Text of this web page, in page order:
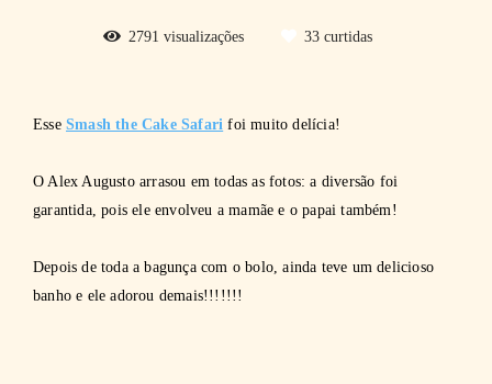
2791 visualizações 33 curtidas
Esse Smash the Cake Safari foi muito delícia!
O Alex Augusto arrasou em todas as fotos: a diversão foi
garantida, pois ele envolveu a mamãe e o papai também!
Depois de toda a bagunça com o bolo, ainda teve um delicioso
banho e ele adorou demais!!!!!!!